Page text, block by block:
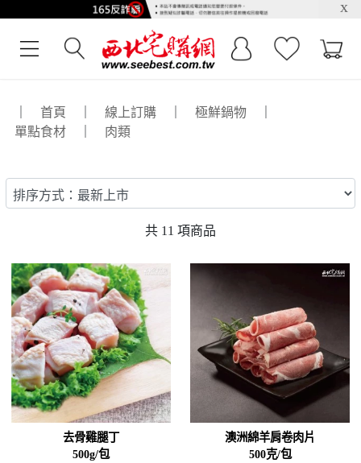
x
首頁 線上訂購 極鮮鍋物
單點食材
肉類
共 11 項商品
去骨雞腿丁
500g/包
澳洲綿羊肩卷肉片
500克/包